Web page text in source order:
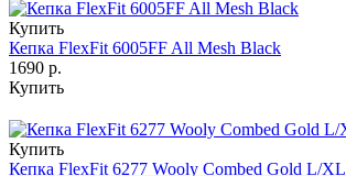
Купить
Кепка FlexFit 6005FF All Mesh Black
1690 р.
Купить
Купить
Кепка FlexFit 6277 Wooly Combed Gold L/XL